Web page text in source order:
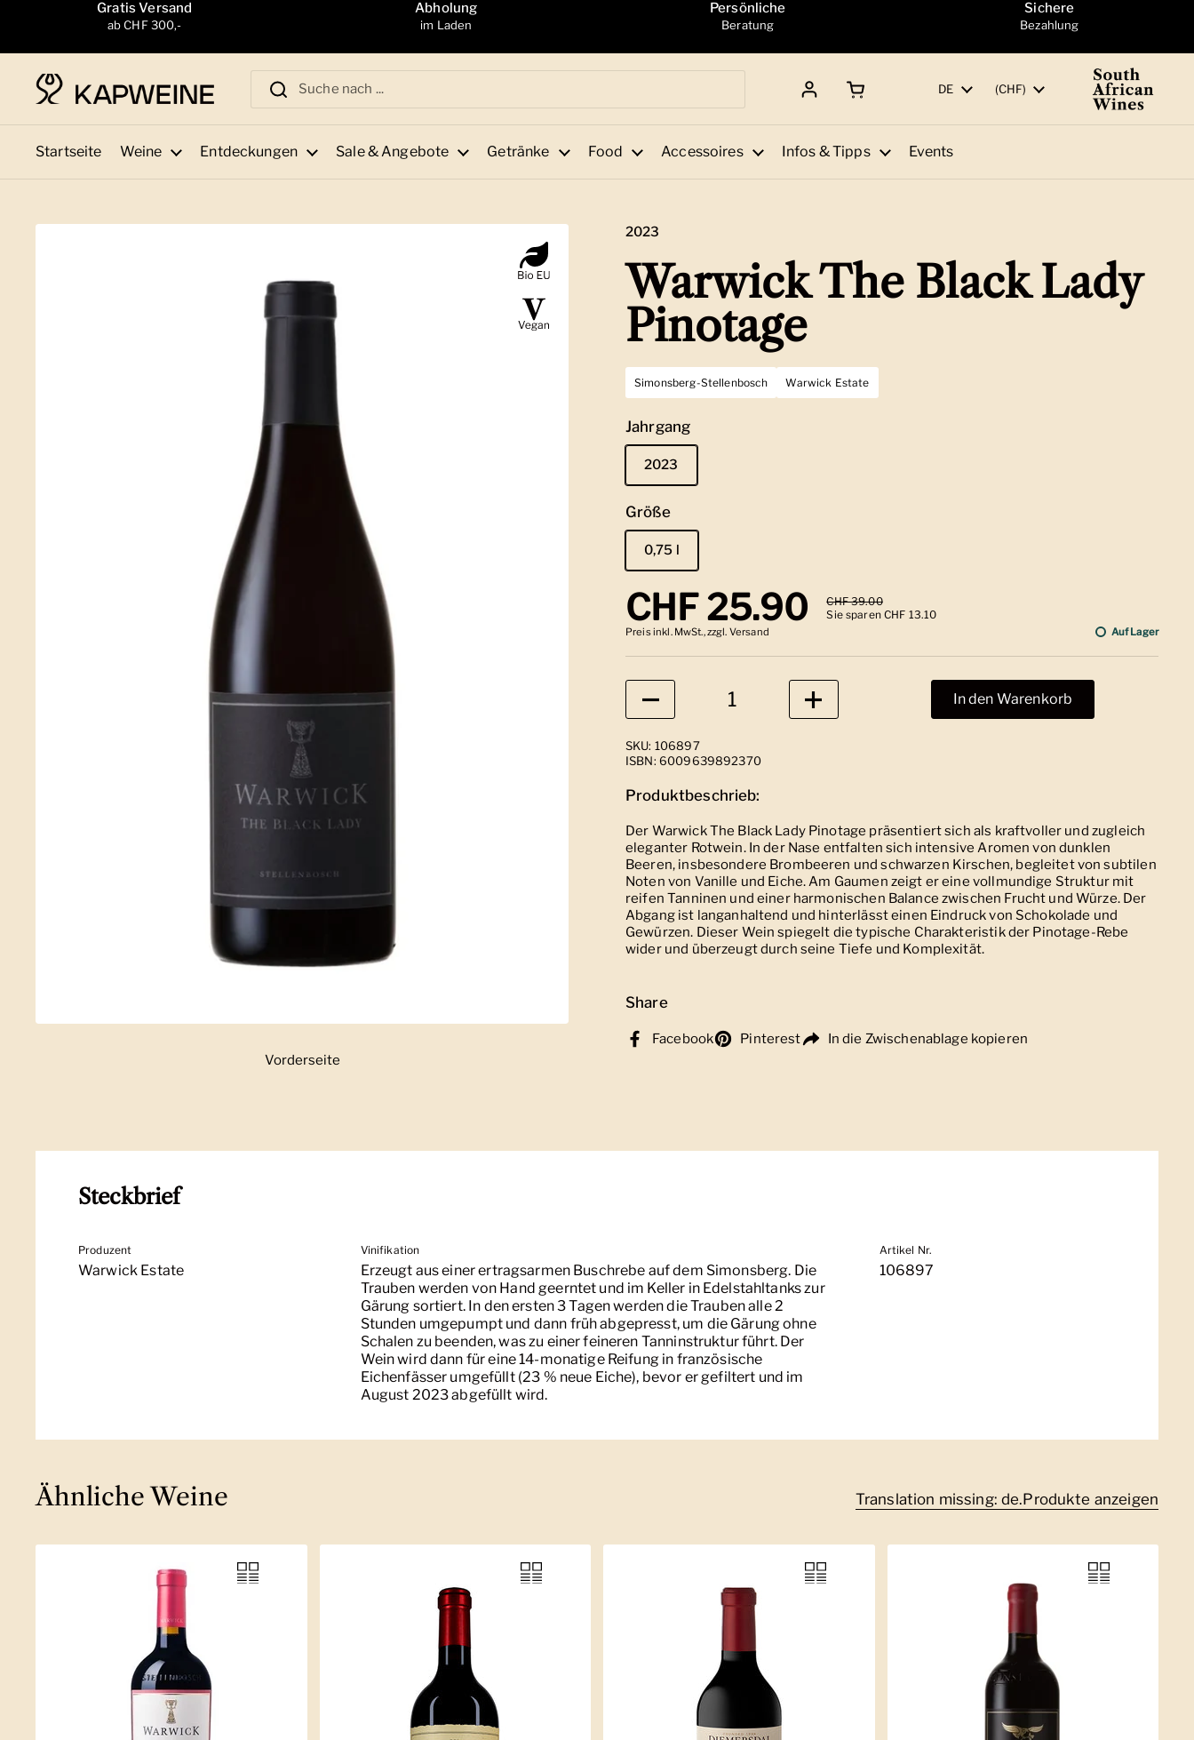
Zum Inhalt springenGratis Versand
ab CHF 300,-
Abholung
im Laden
Persönliche
Beratung
Sichere
Bezahlung
Sprache
DE Land/Region
(CHF)
Startseite Weine Entdeckungen Sale & Angebote Getränke Food Accessoires Infos & Tipps Events
Zeige Folie 1
Vorderseite
2023
Warwick The Black Lady
Pinotage
Simonsberg-Stellenbosch Warwick Estate
Jahrgang
2023
Größe
0,75 l
Regulärer Preis
CHF 25.90 Sale-Preis
CHF 39.00
Sie sparen CHF 13.10
Preis inkl. MwSt., zzgl. Versand Auf Lager
Anzahl
In den Warenkorb
SKU: 106897
ISBN: 6009639892370
Produktbeschrieb:
Der Warwick The Black Lady Pinotage präsentiert sich als kraftvoller und zugleich
eleganter Rotwein. In der Nase entfalten sich intensive Aromen von dunklen
Beeren, insbesondere Brombeeren und schwarzen Kirschen, begleitet von subtilen
Noten von Vanille und Eiche. Am Gaumen zeigt er eine vollmundige Struktur mit
reifen Tanninen und einer harmonischen Balance zwischen Frucht und Würze. Der
Abgang ist langanhaltend und hinterlässt einen Eindruck von Schokolade und
Gewürzen. Dieser Wein spiegelt die typische Charakteristik der Pinotage-Rebe
wider und überzeugt durch seine Tiefe und Komplexität.
Share
Facebook Pinterest In die Zwischenablage kopieren
Steckbrief
Produzent
Warwick Estate
Vinifikation
Erzeugt aus einer ertragsarmen Buschrebe auf dem Simonsberg. Die
Trauben werden von Hand geerntet und im Keller in Edelstahltanks zur
Gärung sortiert. In den ersten 3 Tagen werden die Trauben alle 2
Stunden umgepumpt und dann früh abgepresst, um die Gärung ohne
Schalen zu beenden, was zu einer feineren Tanninstruktur führt. Der
Wein wird dann für eine 14-monatige Reifung in französische
Eichenfässer umgefüllt (23 % neue Eiche), bevor er gefiltert und im
August 2023 abgefüllt wird.
Artikel Nr.
106897
Ähnliche Weine Translation missing: de.Produkte anzeigen